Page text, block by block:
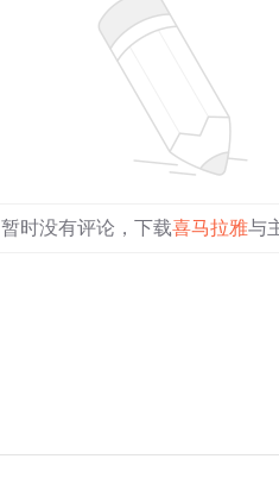
暂时没有评论，下载喜马拉雅与